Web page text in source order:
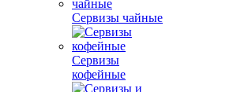
Сервизы чайные
Сервизы
кофейные